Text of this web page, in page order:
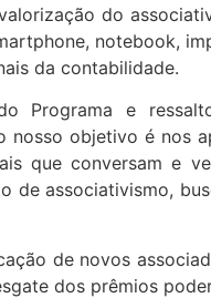
do
notebook,
da contabilidade.
Programa e
objetivo é nos
que conversam e
associativismo,
de novos
dos prêmios